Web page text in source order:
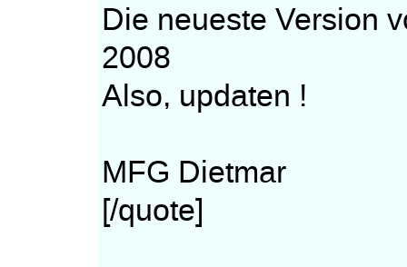
Die neueste Version
2008
Also, updaten !
MFG Dietmar
[/quote]